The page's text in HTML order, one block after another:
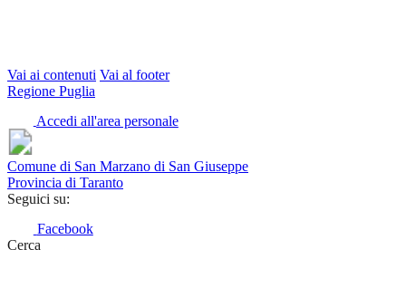
Vai ai contenuti Vai al footer
Regione Puglia
Accedi all'area personale
Comune di San Marzano di San Giuseppe
Provincia di Taranto
Seguici su:
Facebook
Cerca